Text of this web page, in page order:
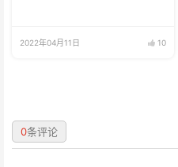
2022年04月11日 10
0条评论